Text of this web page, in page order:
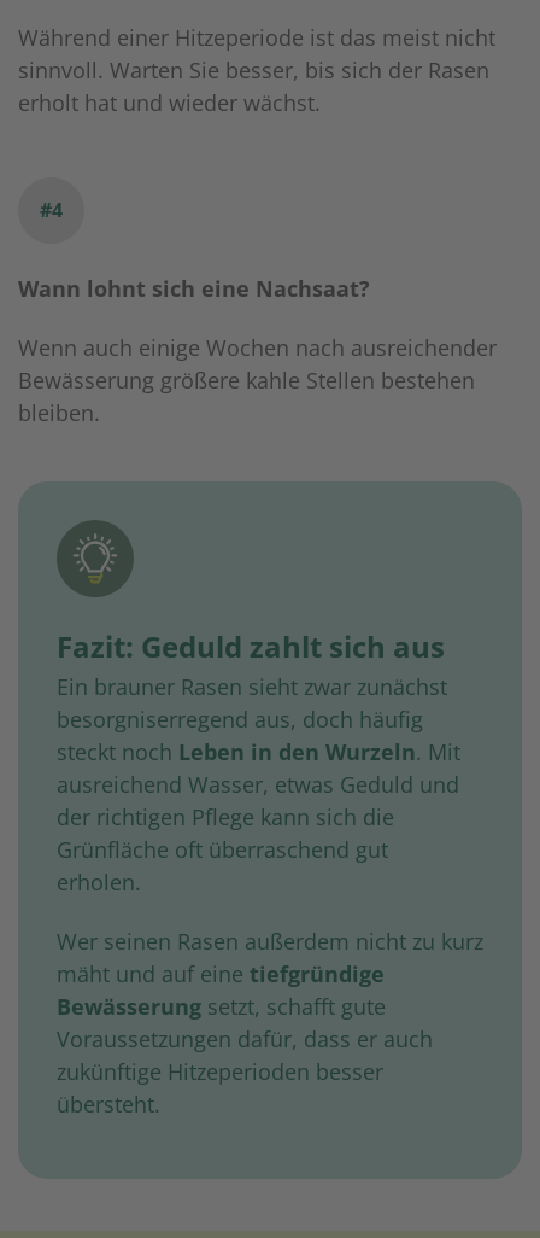
Während einer Hitzeperiode ist das meist nicht
sinnvoll. Warten Sie besser, bis sich der Rasen
erholt hat und wieder wächst.
#4
Wann lohnt sich eine Nachsaat?
Wenn auch einige Wochen nach ausreichender
Bewässerung größere kahle Stellen bestehen
bleiben.
Fazit: Geduld zahlt sich aus
Ein brauner Rasen sieht zwar zunächst
besorgniserregend aus, doch häufig
steckt noch Leben in den Wurzeln. Mit
ausreichend Wasser, etwas Geduld und
der richtigen Pflege kann sich die
Grünfläche oft überraschend gut
erholen.
Wer seinen Rasen außerdem nicht zu kurz
mäht und auf eine tiefgründige
Bewässerung setzt, schafft gute
Voraussetzungen dafür, dass er auch
zukünftige Hitzeperioden besser
übersteht.